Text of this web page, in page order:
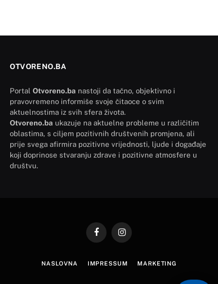
OTVORENO.BA
Portal Otvoreno.ba nastoji da tačno, objektivno i
pravovremeno informiše svoje čitaoce o svim
aktuelnostima iz svih sfera života.
Otvoreno.ba ukazuje na aktuelne probleme u različitim
oblastima, s ciljem pozitivnih društvenih promjena, ali
prije svega afirmira pozitivne vrijednosti, ljude i događaje
koji doprinose stvaranju zdrave i pozitivne atmosfere u
društvu.
FacebookInstagram
NASLOVNA IMPRESSUM MARKETING